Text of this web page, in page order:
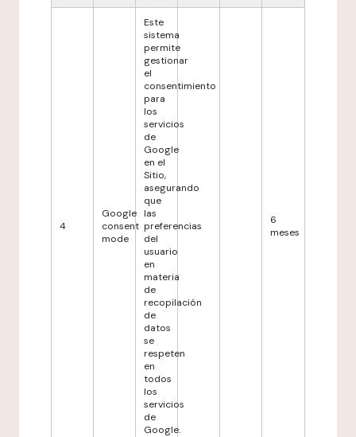
4
Google
consent
mode
Este
sistema
permite
gestionar
el
consentimiento
para
los
servicios
de
Google
en el
Sitio,
asegurando
que
las
preferencias
del
usuario
en
materia
de
recopilación
de
datos
se
respeten
en
todos
los
servicios
de
Google.
6
meses